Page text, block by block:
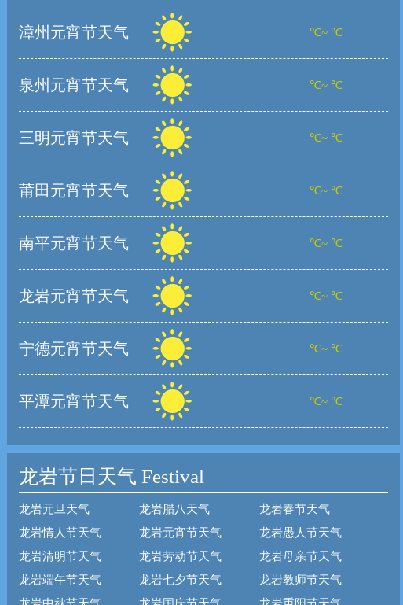
漳州元宵节天气 ℃~ ℃
泉州元宵节天气 ℃~ ℃
三明元宵节天气 ℃~ ℃
莆田元宵节天气 ℃~ ℃
南平元宵节天气 ℃~ ℃
龙岩元宵节天气 ℃~ ℃
宁德元宵节天气 ℃~ ℃
平潭元宵节天气 ℃~ ℃
龙岩节日天气 Festival
龙岩元旦天气 龙岩腊八天气
龙岩春节天气
龙岩情人节天气
龙岩元宵节天气
龙岩愚人节天气
龙岩清明节天气
龙岩劳动节天气
龙岩母亲节天气
龙岩端午节天气
龙岩七夕节天气
龙岩教师节天气